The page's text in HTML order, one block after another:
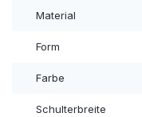
Material
Form
Farbe
Schulterbreite